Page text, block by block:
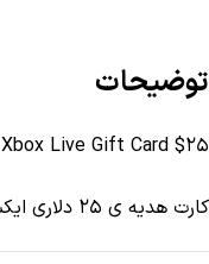
توضیحات
Xbox Live Gift Card $25
کارت هدیه ی 25 دلاری ایکس باکس لایو برای استفاده در Xbox One , Xbox 360m Windows Phone and Tablet و Windows 8 App Store